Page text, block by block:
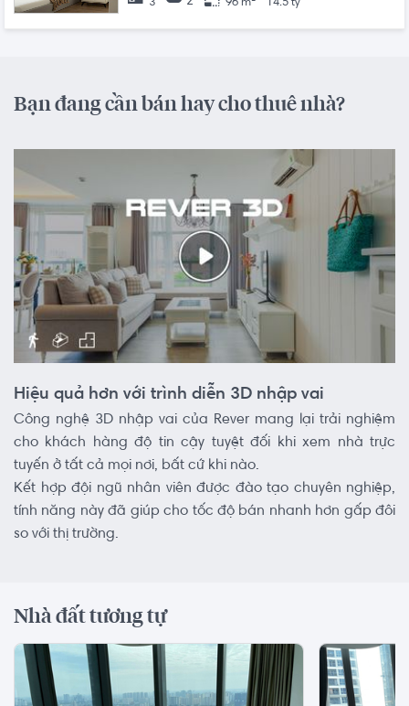
3 96 m² 14.5 tỷ
Bạn đang cần bán hay cho thuê nhà?
Hiệu quả hơn với trình diễn 3D nhập vai
Công nghệ 3D nhập vai của Rever mang lại trải nghiệm
cho khách hàng độ tin cậy tuyệt đối khi xem nhà trực
tuyến ở tất cả mọi nơi, bất cứ khi nào.
Kết hợp đội ngũ nhân viên được đào tạo chuyên nghiệp,
tính năng này đã giúp cho tốc độ bán nhanh hơn gấp đôi
so với thị trường.
Nhà đất tương tự